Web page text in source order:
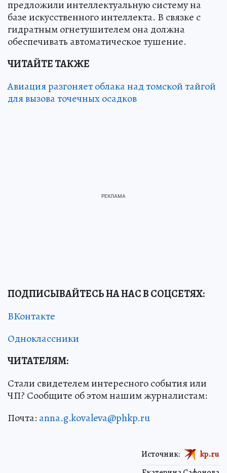
предложили интеллектуальную систему на
базе искусственного интеллекта. В связке с
гидратным огнетушителем она должна
обеспечивать автоматическое тушение.
ЧИТАЙТЕ ТАКЖЕ
Авиация разгоняет облака над томской тайгой
для вызова точечных осадков
ПОДПИСЫВАЙТЕСЬ НА НАС В СОЦСЕТЯХ:
ВКонтакте
Одноклассники
ЧИТАТЕЛЯМ:
Стали свидетелем интересного события или
ЧП? Сообщите об этом нашим журналистам:
Почта: anna.g.kovaleva@phkp.ru
Источник: kp.ru